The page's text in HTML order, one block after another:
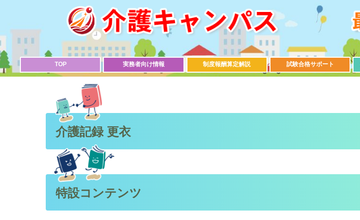
TOP 実務者向け情報 制度報酬算定解説 試験合格サポート
介護記録 更衣
特設コンテンツ